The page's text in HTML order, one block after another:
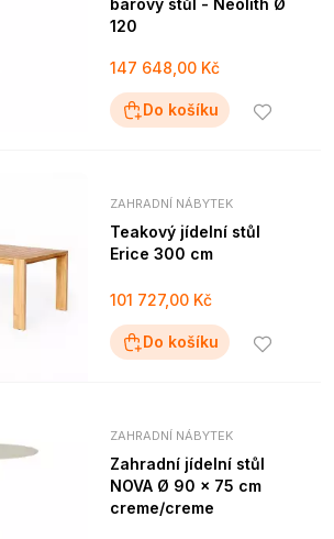
barový stůl - Neolith Ø
120
147 648,00 Kč
Do košíku
ZAHRADNÍ NÁBYTEK
Teakový jídelní stůl
Erice 300 cm
101 727,00 Kč
Do košíku
ZAHRADNÍ NÁBYTEK
Zahradní jídelní stůl
NOVA Ø 90 x 75 cm
creme/creme